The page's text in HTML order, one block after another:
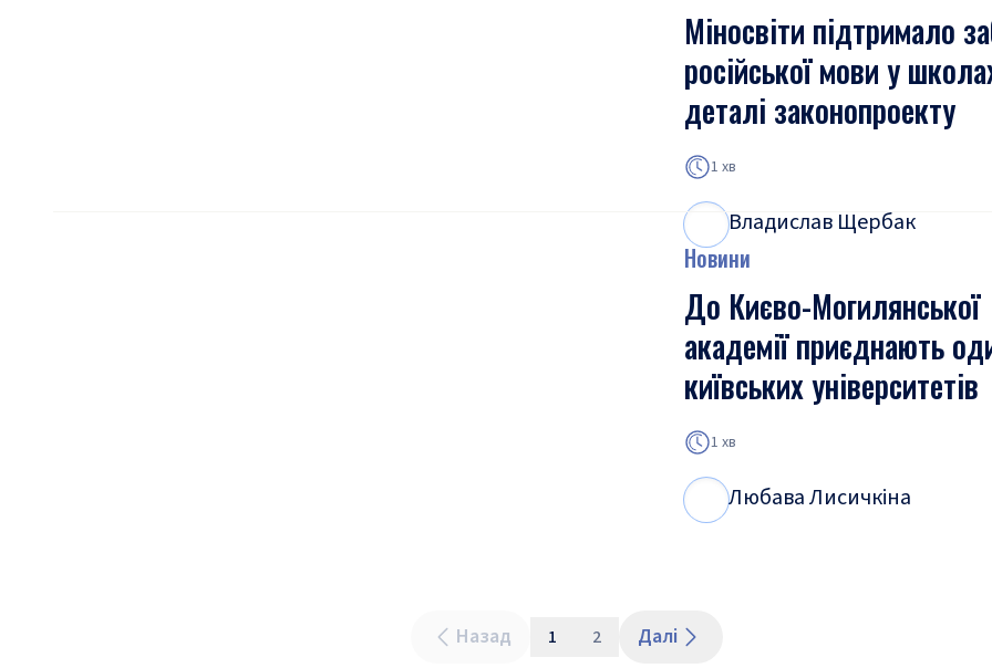
Міносвіти підтримало
російської мови у
деталі законопроекту
1 хв
Владислав Щербак
Новини
До Києво-Могилянської
академії приєднають
київських університетів
1 хв
Любава Лисичкіна
Назад 1 2 Далі